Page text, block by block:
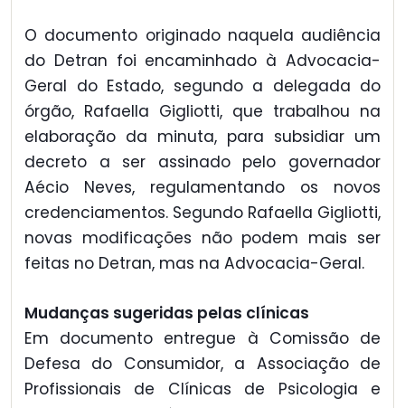
O documento originado naquela audiência
do Detran foi encaminhado à Advocacia-
Geral do Estado, segundo a delegada do
órgão, Rafaella Gigliotti, que trabalhou na
elaboração da minuta, para subsidiar um
decreto a ser assinado pelo governador
Aécio Neves, regulamentando os novos
credenciamentos. Segundo Rafaella Gigliotti,
novas modificações não podem mais ser
feitas no Detran, mas na Advocacia-Geral.
Mudanças sugeridas pelas clínicas
Em documento entregue à Comissão de
Defesa do Consumidor, a Associação de
Profissionais de Clínicas de Psicologia e